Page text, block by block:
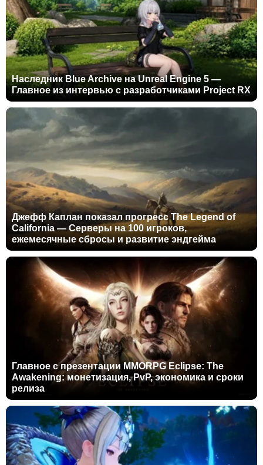
Наследник Blue Archive на Unreal Engine 5 —
Главное из интервью с разработчиками Project RX
Джефф Каплан показал прогресс The Legend of
California — Серверы на 100 игроков,
ежемесячные сбросы и развитие эндгейма
Главное с презентации MMORPG Eclipse: The
Awakening: монетизация, PvP, экономика и сроки
релиза